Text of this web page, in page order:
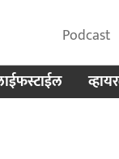
Podcast